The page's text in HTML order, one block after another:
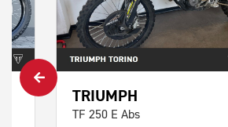
TRIUMPH
TF 250 E Abs